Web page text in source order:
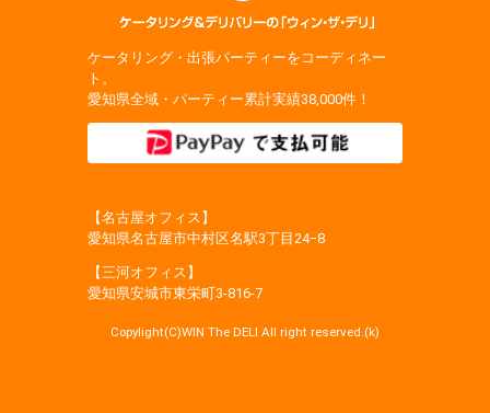
ケータリング・出張パーティーをコーディネー
ト。
愛知県全域・パーティー累計実績38,000件！
【名古屋オフィス】
愛知県名古屋市中村区名駅3丁目24−8
【三河オフィス】
愛知県安城市東栄町3‐816‐7
Copylight(C)WIN The DELI All right reserved.(k)